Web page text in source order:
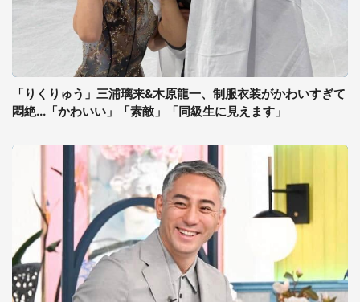
「りくりゅう」三浦璃来&木原龍一、制服衣装がかわいすぎて
悶絶...「かわいい」「素敵」「同級生に見えます」